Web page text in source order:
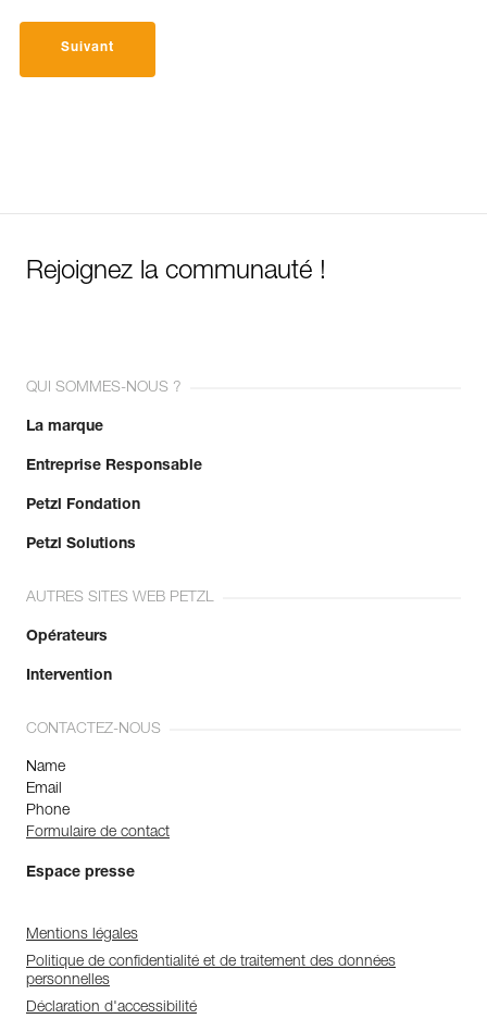
Suivant
Rejoignez la communauté !
QUI SOMMES-NOUS ?
La marque
Entreprise Responsable
Petzl Fondation
Petzl Solutions
AUTRES SITES WEB PETZL
Opérateurs
Intervention
CONTACTEZ-NOUS
Name
Email
Phone
Formulaire de contact
Espace presse
Mentions légales
Politique de confidentialité et de traitement des données
personnelles
Déclaration d'accessibilité